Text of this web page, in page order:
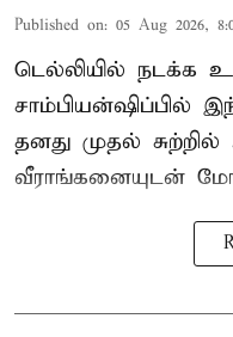
Published on: 05 Aug 2026,
டெல்லியில்
சாம்பியன்ஷிப்பில்
தனது முதல்
வீராங்கனையுடன்